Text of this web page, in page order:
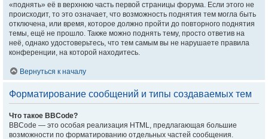
«поднять» её в верхнюю часть первой страницы форума. Если этого не
происходит, то это означает, что возможность поднятия тем могла быть
отключена, или время, которое должно пройти до повторного поднятия
темы, ещё не прошло. Также можно поднять тему, просто ответив на
неё, однако удостоверьтесь, что тем самым вы не нарушаете правила
конференции, на которой находитесь.
Вернуться к началу
Форматирование сообщений и типы создаваемых тем
Что такое BBCode?
BBCode — это особая реализация HTML, предлагающая большие
возможности по форматированию отдельных частей сообщения.